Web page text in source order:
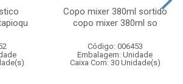
Copo mixer 380ml sortido
copo mixer 380ml so
Código: 006453
Embalagem: Unidade
Caixa Com: 30 Unidade(s)